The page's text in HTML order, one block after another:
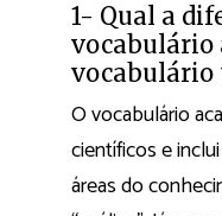
1- Qual a
vocabulário
vocabulário
O vocabulário
científicos e
áreas do